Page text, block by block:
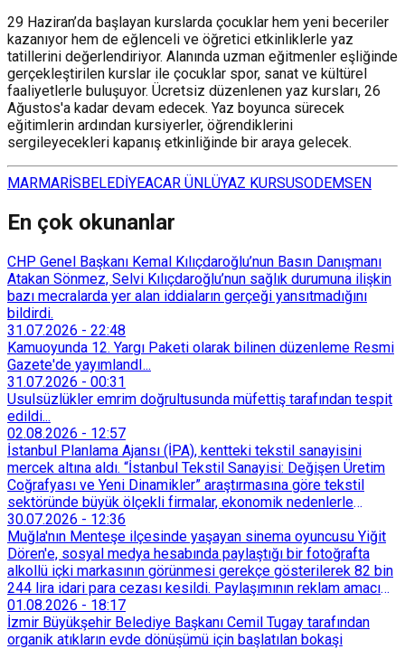
29 Haziran’da başlayan kurslarda çocuklar hem yeni beceriler
kazanıyor hem de eğlenceli ve öğretici etkinliklerle yaz
tatillerini değerlendiriyor. Alanında uzman eğitmenler eşliğinde
gerçekleştirilen kurslar ile çocuklar spor, sanat ve kültürel
faaliyetlerle buluşuyor. Ücretsiz düzenlenen yaz kursları, 26
Ağustos'a kadar devam edecek. Yaz boyunca sürecek
eğitimlerin ardından kursiyerler, öğrendiklerini
sergileyecekleri kapanış etkinliğinde bir araya gelecek.
MARMARİSBELEDİYEACAR ÜNLÜYAZ KURSUSODEMSEN
En çok okunanlar
CHP Genel Başkanı Kemal Kılıçdaroğlu’nun Basın Danışmanı
Atakan Sönmez, Selvi Kılıçdaroğlu’nun sağlık durumuna ilişkin
bazı mecralarda yer alan iddiaların gerçeği yansıtmadığını
bildirdi.
31.07.2026 - 22:48
Kamuoyunda 12. Yargı Paketi olarak bilinen düzenleme Resmi
Gazete'de yayımlandI...
31.07.2026 - 00:31
Usulsüzlükler emrim doğrultusunda müfettiş tarafından tespit
edildi...
02.08.2026 - 12:57
İstanbul Planlama Ajansı (İPA), kentteki tekstil sanayisini
mercek altına aldı. “İstanbul Tekstil Sanayisi: Değişen Üretim
Coğrafyası ve Yeni Dinamikler” araştırmasına göre tekstil
sektöründe büyük ölçekli firmalar, ekonomik nedenlerle
İstanbul’dan devlet destekli teşvik bölgelerine veya
Trakya’daki OSB’lere taşınmaya başladı. İstanbul içindeki
küçük ölçekli üretim merkezleri de Tarihi Yarımada’dan
Sultançiftliği, Esenyurt, Arnavutköy ve Güneşli gibi çevre
ilçelere yöneldi.
30.07.2026 - 12:36
Muğla'nın Menteşe ilçesinde yaşayan sinema oyuncusu Yiğit
Dören'e, sosyal medya hesabında paylaştığı bir fotoğrafta
alkollü içki markasının görünmesi gerekçe gösterilerek 82 bin
244 lira idari para cezası kesildi. Paylaşımının reklam amacı
taşımadığını savunan Dören, cezanın iptali için yargıya
başvurdu.
01.08.2026 - 18:17
İzmir Büyükşehir Belediye Başkanı Cemil Tugay tarafından
organik atıkların evde dönüşümü için başlatılan bokaşi